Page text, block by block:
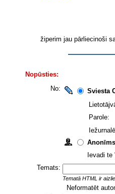
žiperim jau pārliecinoši
Nopūsties:
No:
Sviesta
Parole:
Anonīms
Ievadi te
Temats:
Tematā HTML ir
Neformatēt